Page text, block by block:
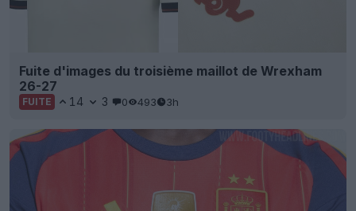
Fuite d'images du troisième maillot de Wrexham
26-27
FUITE 14 3 0 493 3h